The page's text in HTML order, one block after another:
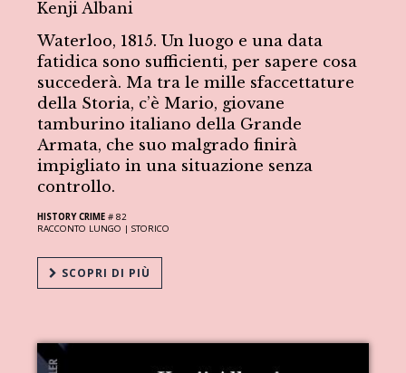
Kenji Albani
Waterloo, 1815. Un luogo e una data
fatidica sono sufficienti, per sapere cosa
succederà. Ma tra le mille sfaccettature
della Storia, c’è Mario, giovane
tamburino italiano della Grande
Armata, che suo malgrado finirà
impigliato in una situazione senza
controllo.
HISTORY CRIME # 82
RACCONTO LUNGO |STORICO
SCOPRI DI PIÙ